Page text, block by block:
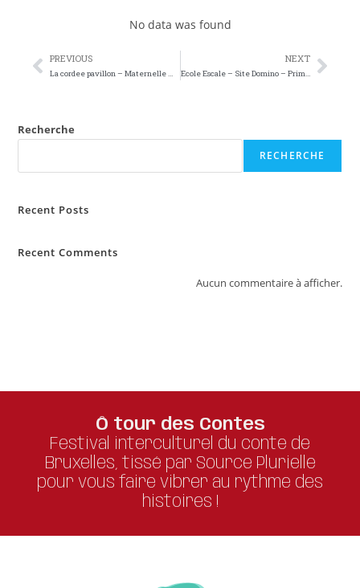
No data was found
PREVIOUS
La cordee pavillon – Maternelle M1 (7 élèves)
NEXT
Ecole Escale – Site Domino – Primaire P3 (9 élèves)
Recherche
RECHERCHE
Recent Posts
Recent Comments
Aucun commentaire à afficher.
Ô tour des Contes
Festival interculturel du conte de
Bruxelles, tissé par Source Plurielle
pour vous faire vibrer au rythme des
histoires !